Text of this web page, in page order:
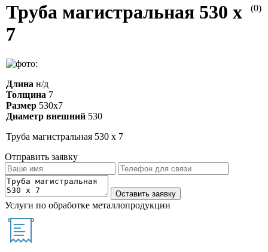
(0)
Труба магистральная 530 х
7
Длина н/д
Толщина 7
Размер 530х7
Диаметр внешний 530
Труба магистральная 530 х 7
Отправить заявку
Услуги по обработке металлопродукции